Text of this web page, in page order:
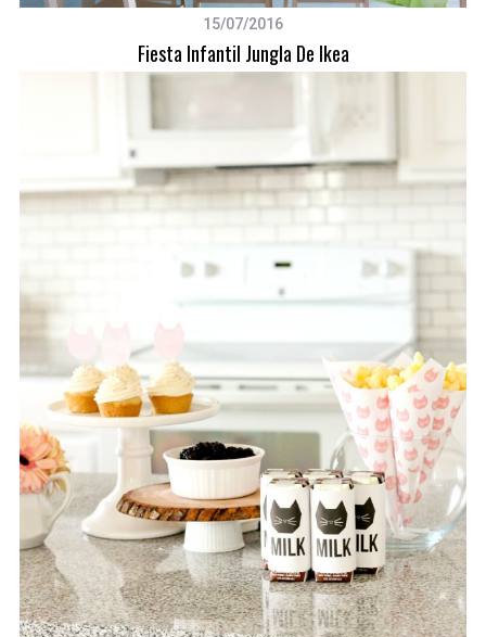
15/07/2016
Fiesta Infantil Jungla De Ikea
r
c
o
r
: